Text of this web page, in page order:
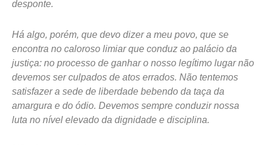
desponte.
Há algo, porém, que devo dizer a meu povo, que se
encontra no caloroso limiar que conduz ao palácio da
justiça: no processo de ganhar o nosso legítimo lugar não
devemos ser culpados de atos errados. Não tentemos
satisfazer a sede de liberdade bebendo da taça da
amargura e do ódio. Devemos sempre conduzir nossa
luta no nível elevado da dignidade e disciplina.